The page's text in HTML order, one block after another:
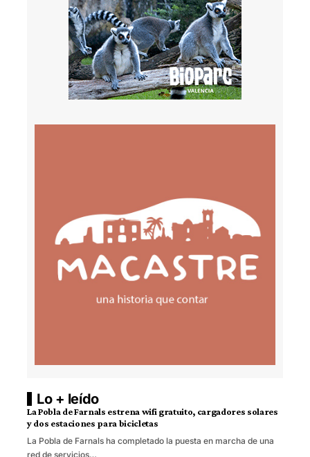
Lo + leído
La Pobla de Farnals estrena wifi gratuito, cargadores solares
y dos estaciones para bicicletas
La Pobla de Farnals ha completado la puesta en marcha de una
red de servicios…